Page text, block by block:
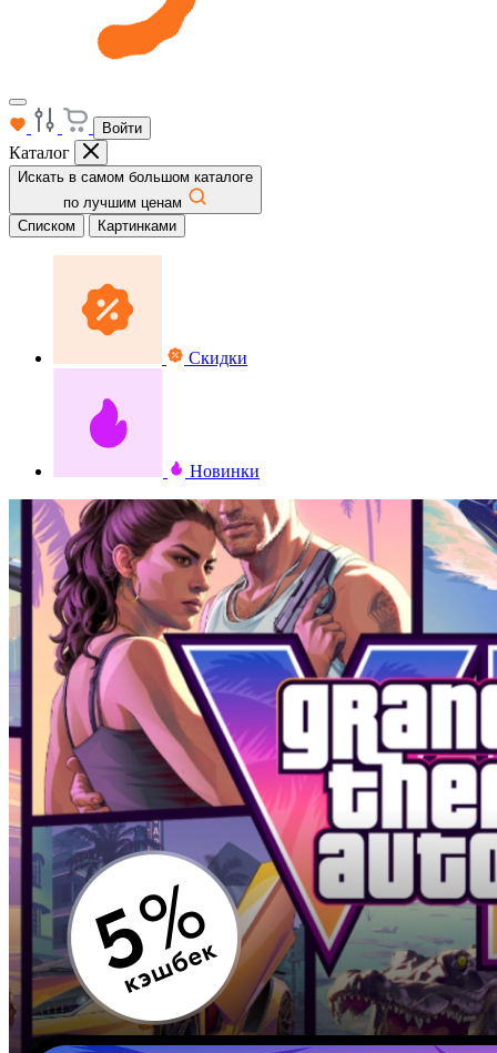
Войти
Каталог
Искать в самом большом каталоге
по лучшим ценам
Списком
Картинками
Скидки
Новинки